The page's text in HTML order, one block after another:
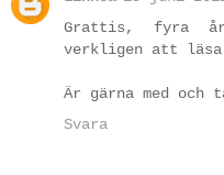
Grattis, fyra
verkligen att läsa
Är gärna med och
Svara